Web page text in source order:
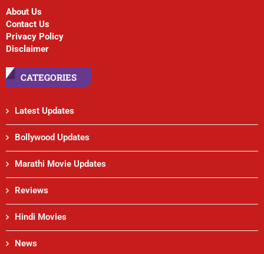
About Us
Contact Us
Privacy Policy
Disclaimer
CATEGORIES
Latest Updates
Bollywood Updates
Marathi Movie Updates
Reviews
Hindi Movies
News